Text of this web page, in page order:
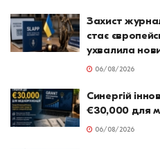
Захист
стає
ухвалила
06/08/2026
Синергій
€30,000 для
06/08/2026